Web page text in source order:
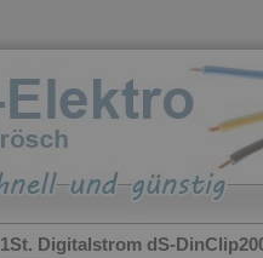
1St. Digitalstrom dS-